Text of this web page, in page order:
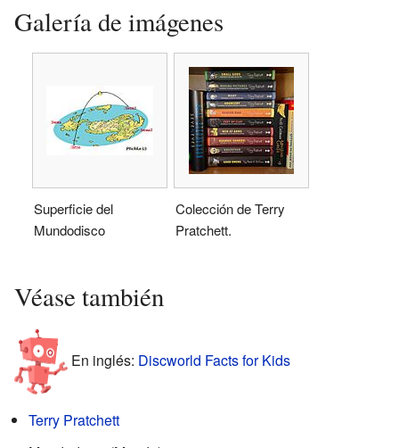
Galería de imágenes
Superficie del
Mundodisco
Colección de Terry
Pratchett.
Véase también
En inglés: Discworld Facts for Kids
Terry Pratchett